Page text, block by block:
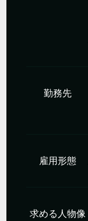
勤務先
雇用形態
求める人物像